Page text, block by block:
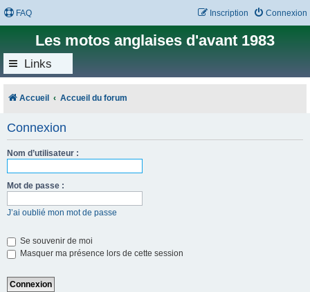
FAQ Connexion
Inscription
Les motos anglaises d'avant 1983
Links
Accueil Accueil du forum
Connexion
Nom d’utilisateur :
Mot de passe :
J’ai oublié mon mot de passe
Se souvenir de moi
Masquer ma présence lors de cette session